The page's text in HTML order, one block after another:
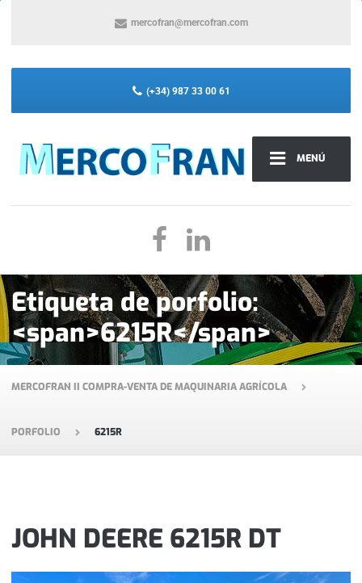
MENÚ
mercofran@mercofran.com
(+34) 987 33 00 61
Etiqueta de porfolio:
<span>6215R</span>
MERCOFRAN II COMPRA-VENTA DE MAQUINARIA AGRÍCOLA
PORFOLIO 6215R
JOHN DEERE 6215R DT